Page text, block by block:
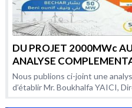
DU PROJET 2000MWc
ANALYSE
Nous publions ci-joint une
d’établir Mr. Boukhalfa YAICI,